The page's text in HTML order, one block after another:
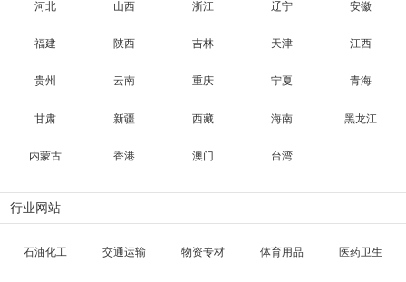
河北 山西 浙江 辽宁 安徽
福建 陕西 吉林 天津 江西
贵州 云南 重庆 宁夏 青海
甘肃 新疆 西藏 海南 黑龙江
内蒙古 香港 澳门 台湾
行业网站
石油化工 交通运输 物资专材 体育用品 医药卫生